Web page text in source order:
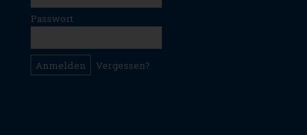
Passwort
Vergessen?